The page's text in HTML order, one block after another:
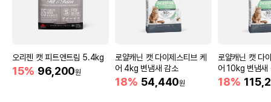
오리젠 캣 피트앤트림 5.4kg
15% 96,200원
로얄캐닌 캣 다이제스티브 케
어 4kg 변냄새 감소
18% 54,440원
로얄캐닌 캣 다
어 10kg 변냄새
18%